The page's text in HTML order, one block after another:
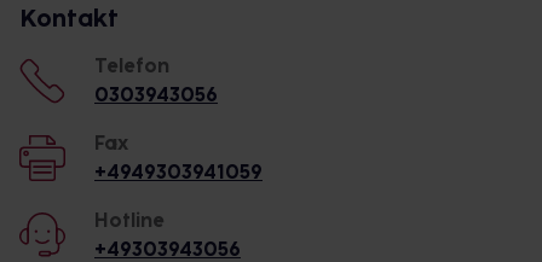
Kontakt
Telefon
0303943056
Fax
+4949303941059
Hotline
+49303943056